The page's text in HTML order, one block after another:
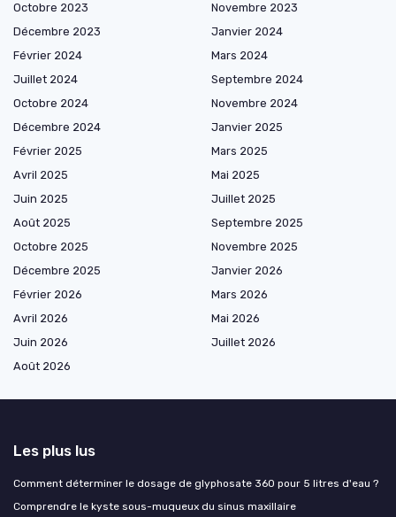
Octobre 2023
Novembre 2023
Décembre 2023
Janvier 2024
Février 2024
Mars 2024
Juillet 2024
Septembre 2024
Octobre 2024
Novembre 2024
Décembre 2024
Janvier 2025
Février 2025
Mars 2025
Avril 2025
Mai 2025
Juin 2025
Juillet 2025
Août 2025
Septembre 2025
Octobre 2025
Novembre 2025
Décembre 2025
Janvier 2026
Février 2026
Mars 2026
Avril 2026
Mai 2026
Juin 2026
Juillet 2026
Août 2026
Les plus lus
Comment déterminer le dosage de glyphosate 360 pour 5 litres d'eau ?
Comprendre le kyste sous-muqueux du sinus maxillaire